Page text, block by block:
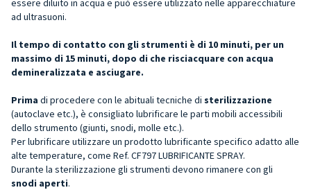
ad ultrasuoni.
Il tempo di contatto con gli strumenti è di 10 minuti, per un
massimo di 15 minuti, dopo di che risciacquare con acqua
demineralizzata e asciugare.
Prima di procedere con le abituali tecniche di sterilizzazione
(autoclave etc.), è consigliato lubrificare le parti mobili accessibili
dello strumento (giunti, snodi, molle etc.).
Per lubrificare utilizzare un prodotto lubrificante specifico adatto alle
alte temperature, come Ref. CF797 LUBRIFICANTE SPRAY.
Durante la sterilizzazione gli strumenti devono rimanere con gli
snodi aperti.